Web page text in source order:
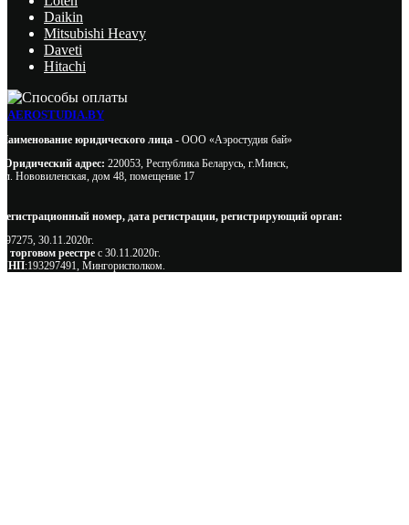
Daikin
Mitsubishi Heavy
Daveti
Hitachi
AEROSTUDIA.BY
Наименование юридического лица - ООО «Аэростудия бай»
Юридический адрес: 220053, Республика Беларусь, г.Минск,
ул. Нововиленская, дом 48, помещение 17
Регистрационный номер, дата регистрации, регистрирующий орган:
497275, 30.11.2020г.
В торговом реестре с 30.11.2020г.
УНП:193297491, Мингорисполком.